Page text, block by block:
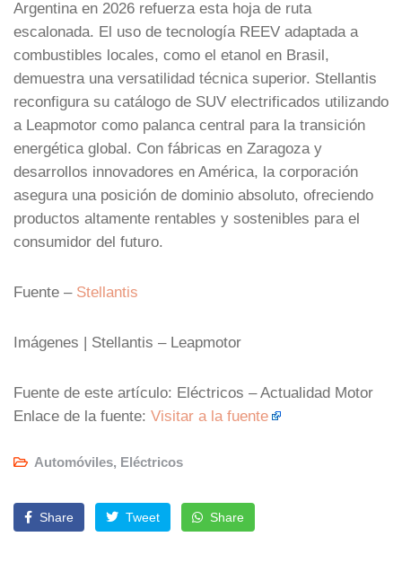
Argentina en 2026 refuerza esta hoja de ruta
escalonada. El uso de tecnología REEV adaptada a
combustibles locales, como el etanol en Brasil,
demuestra una versatilidad técnica superior. Stellantis
reconfigura su catálogo de SUV electrificados utilizando
a Leapmotor como palanca central para la transición
energética global. Con fábricas en Zaragoza y
desarrollos innovadores en América, la corporación
asegura una posición de dominio absoluto, ofreciendo
productos altamente rentables y sostenibles para el
consumidor del futuro.
Fuente – Stellantis
Imágenes | Stellantis – Leapmotor
Fuente de este artículo: Eléctricos – Actualidad Motor
Enlace de la fuente: Visitar a la fuente
Automóviles, Eléctricos
Share Tweet Share